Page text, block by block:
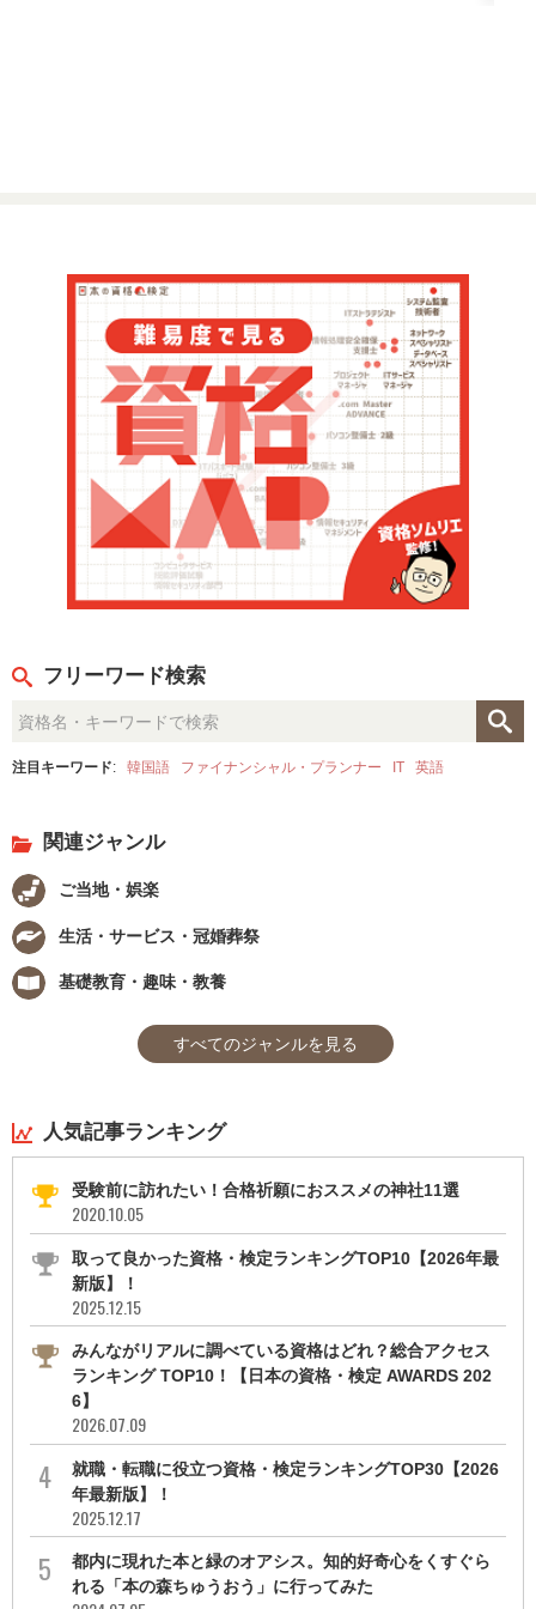
フリーワード検索
注目キーワード: 韓国語 ファイナンシャル・プランナー IT 英語
関連ジャンル
ご当地・娯楽
生活・サービス・冠婚葬祭
基礎教育・趣味・教養
すべてのジャンルを見る
人気記事ランキング
受験前に訪れたい！合格祈願におススメの神社11選
2020.10.05
取って良かった資格・検定ランキングTOP10【2026年最
新版】！
2025.12.15
みんながリアルに調べている資格はどれ？総合アクセス
ランキング TOP10！【日本の資格・検定 AWARDS 202
6】
2026.07.09
就職・転職に役立つ資格・検定ランキングTOP30【2026
年最新版】！
2025.12.17
都内に現れた本と緑のオアシス。知的好奇心をくすぐら
れる「本の森ちゅうおう」に行ってみた